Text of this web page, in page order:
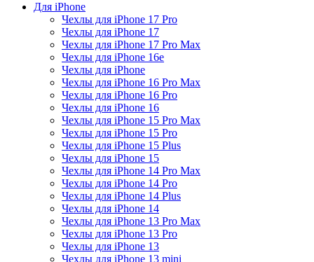
Для iPhone
Чехлы для iPhone 17 Pro
Чехлы для iPhone 17
Чехлы для iPhone 17 Pro Max
Чехлы для iPhone 16e
Чехлы для iPhone
Чехлы для iPhone 16 Pro Max
Чехлы для iPhone 16 Pro
Чехлы для iPhone 16
Чехлы для iPhone 15 Pro Max
Чехлы для iPhone 15 Pro
Чехлы для iPhone 15 Plus
Чехлы для iPhone 15
Чехлы для iPhone 14 Pro Max
Чехлы для iPhone 14 Pro
Чехлы для iPhone 14 Plus
Чехлы для iPhone 14
Чехлы для iPhone 13 Pro Max
Чехлы для iPhone 13 Pro
Чехлы для iPhone 13
Чехлы для iPhone 13 mini